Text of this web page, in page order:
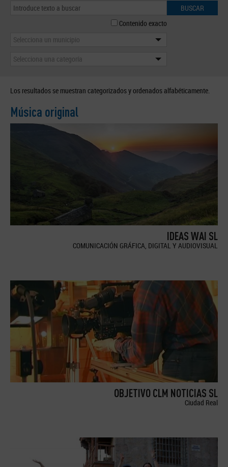
BUSCAR
Contenido exacto
Selecciona un municipio
Selecciona una categoría
Los resultados se muestran categorizados y ordenados alfabéticamente.
Música original
IDEAS WAI SL
COMUNICACIÓN GRÁFICA, DIGITAL Y AUDIOVISUAL
OBJETIVO CLM NOTICIAS SL
Ciudad Real